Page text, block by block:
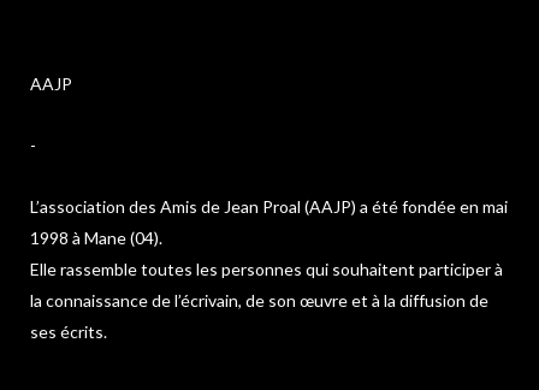
AAJP
-
L’association des Amis de Jean Proal (AAJP) a été fondée en mai
1998 à Mane (04).
Elle rassemble toutes les personnes qui souhaitent participer à
la connaissance de l’écrivain, de son œuvre et à la diffusion de
ses écrits.